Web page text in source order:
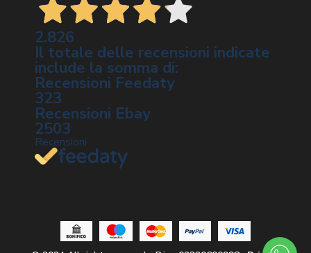
2.826
Il totale delle recensioni indicate
include la somma di:
Recensioni Feedaty
323
Recensioni Ebay
2503
Recensioni